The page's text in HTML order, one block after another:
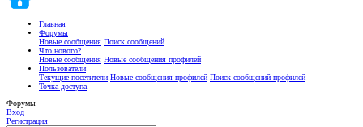
Главная
Форумы
Новые сообщения Поиск сообщений
Что нового?
Новые сообщения Новые сообщения профилей
Пользователи
Текущие посетители Новые сообщения профилей Поиск сообщений профилей
Точка доступа
Форумы
Вход
Регистрация